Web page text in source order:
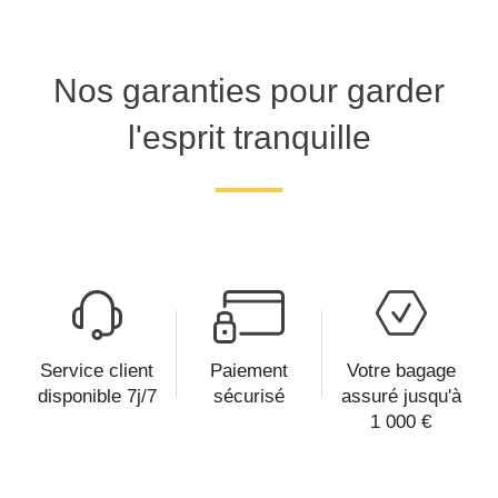
Nos garanties pour garder
l'esprit tranquille
Service client
disponible 7j/7
Paiement
sécurisé
Votre bagage
assuré jusqu'à
1 000 €